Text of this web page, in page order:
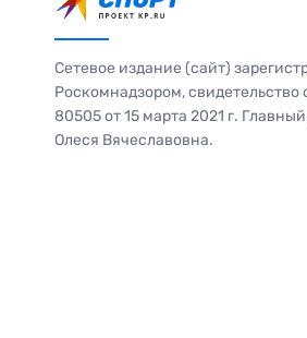
Сетевое издание (сайт)
Роскомнадзором,
80505 от 15 марта 2021 г.
Олеся Вячеславовна.